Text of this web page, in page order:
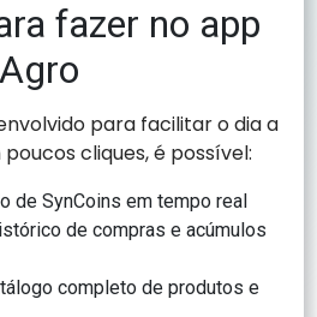
fazer no app
para facilitar o dia a
cliques, é possível:
de SynCoins em tempo real
de compras e acúmulos
completo de produtos e